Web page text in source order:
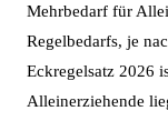
Mehrbedarf für
Regelbedarfs, je
Eckregelsatz 2026
Alleinerziehende